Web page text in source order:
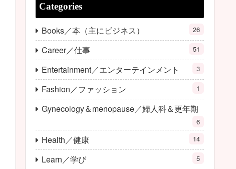
Categories
Books／本（主にビジネス） 26
Career／仕事 51
Entertainment／エンターテインメント 3
Fashion／ファッション 1
Gynecology＆menopause／婦人科＆更年期
6
Health／健康 14
Learn／学び 5